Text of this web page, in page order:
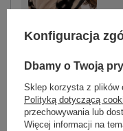
S/M
L/XL
Konfiguracja
Dbamy o Twoją
Sklep korzysta z plików
Polityką dotyczącą
przechowywania lub
Więcej informacji na